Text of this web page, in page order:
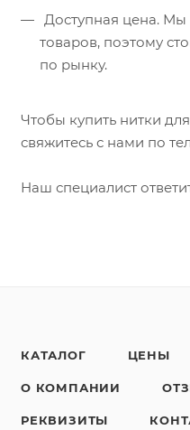
Доступная цена. Мы
товаров, поэтому
по рынку.
Чтобы купить нитки
свяжитесь с нами по
Наш специалист
КАТАЛОГ ЦЕНЫ
О КОМПАНИИ
РЕКВИЗИТЫ